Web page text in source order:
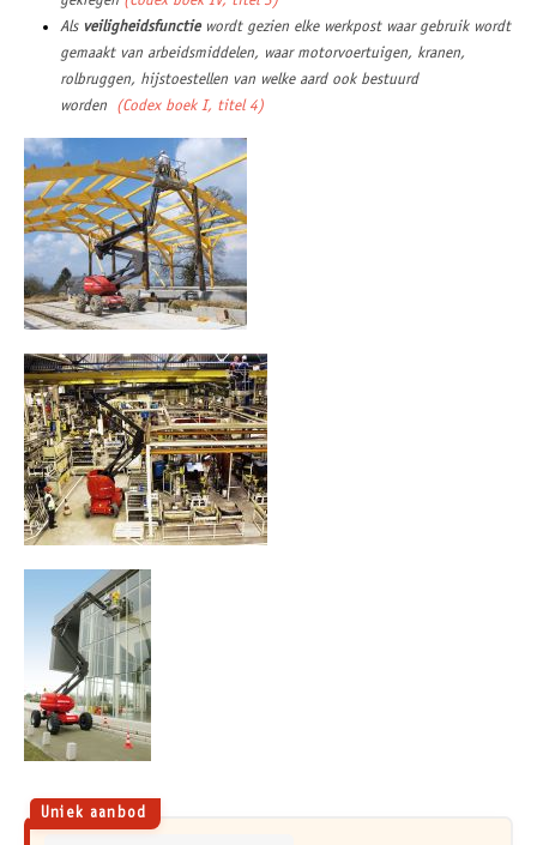
Als veiligheidsfunctiewordt gezien elke werkpost waar gebruik wordt
gemaakt van arbeidsmiddelen, waar motorvoertuigen, kranen,
rolbruggen, hijstoestellen van welke aard ook bestuurd
worden
(Codex boek I, titel 4)
Uniek aanbod